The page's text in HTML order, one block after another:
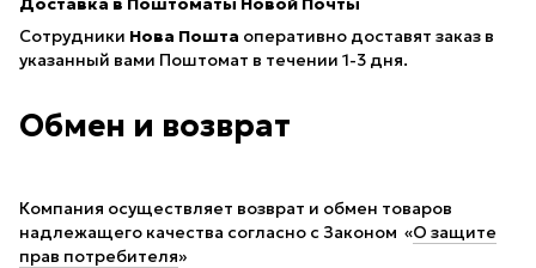
Сотрудники Нова Пошта оперативно доставят заказ в
указанный вами Поштомат в течении 1-3 дня.
Обмен и возврат
Компания осуществляет возврат и обмен товаров
надлежащего качества согласно с Законом «О защите
прав потребителя»